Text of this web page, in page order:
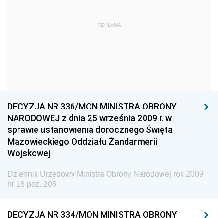
2018
2017
2016
2014
2012
REKLAMA
DECYZJA NR 336/MON MINISTRA OBRONY
NARODOWEJ z dnia 25 września 2009 r. w
sprawie ustanowienia dorocznego Święta
Mazowieckiego Oddziału Żandarmerii
Wojskowej
Dziennik Urzędowy Ministra Obrony Narodowej rok 2009
nr 18 poz. 205
DECYZJA NR 334/MON MINISTRA OBRONY